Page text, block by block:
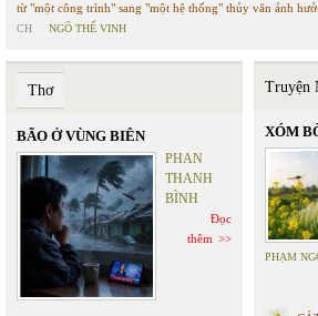
từ "một công trình" sang "một hệ thống" thủy văn ảnh
CH
NGÔ THẾ VINH
Thơ
BÃO Ở VÙNG BIÊN
PHAN
THANH
BÌNH
Đọc
thêm
Truyện
XÓM
PHẠM